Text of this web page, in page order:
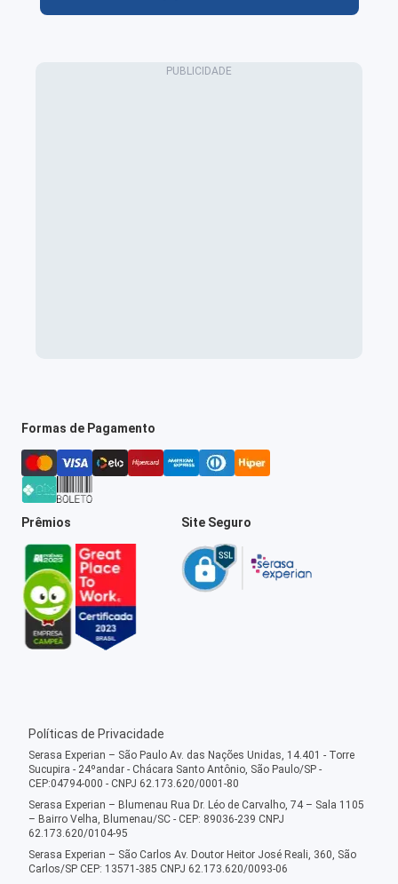
Formas de Pagamento
Prêmios Site Seguro
Políticas de Privacidade
Serasa Experian – São Paulo Av. das Nações Unidas, 14.401 - Torre
Sucupira - 24ºandar - Chácara Santo Antônio, São Paulo/SP -
CEP:04794-000 - CNPJ 62.173.620/0001-80
Serasa Experian – Blumenau Rua Dr. Léo de Carvalho, 74 – Sala 1105
– Bairro Velha, Blumenau/SC - CEP: 89036-239 CNPJ
62.173.620/0104-95
Serasa Experian – São Carlos Av. Doutor Heitor José Reali, 360, São
Carlos/SP CEP: 13571-385 CNPJ 62.173.620/0093-06